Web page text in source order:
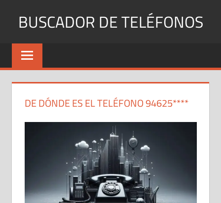
BUSCADOR DE TELÉFONOS
Identifica
Números
y
DE DÓNDE ES EL TELÉFONO 94625****